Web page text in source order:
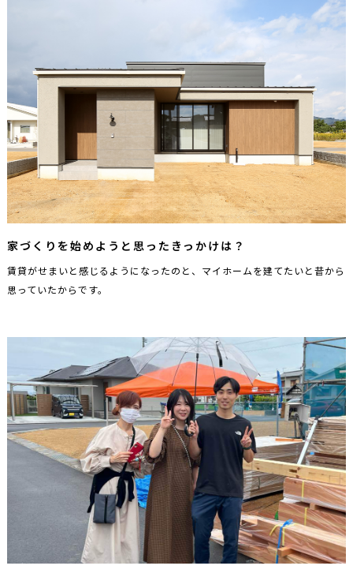
家づくりを始めようと思ったきっかけは？
賃貸がせまいと感じるようになったのと、マイホームを建てたいと昔から
思っていたからです。